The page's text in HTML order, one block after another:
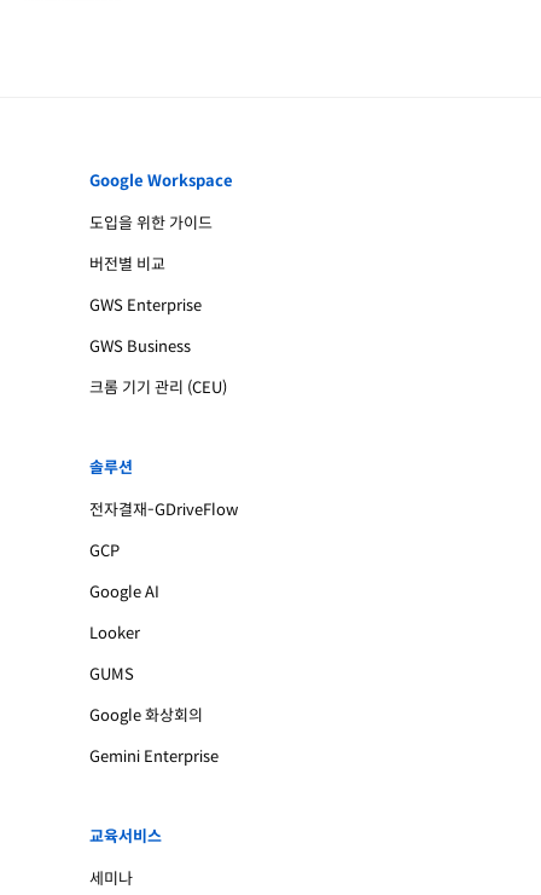
Google Workspace
도입을 위한 가이드
버전별 비교
GWS Enterprise
GWS Business
크롬 기기 관리 (CEU)
솔루션
전자결재-GDriveFlow
GCP
Google AI
Looker
GUMS
Google 화상회의
Gemini Enterprise
교육서비스
세미나